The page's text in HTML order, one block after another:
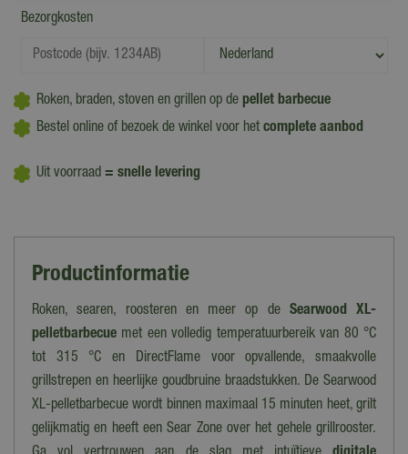
Bezorgkosten
Roken, braden, stoven en grillen op de pellet barbecue
Bestel online of bezoek de winkel voor het complete aanbod
Uit voorraad = snelle levering
Productinformatie
Roken, searen, roosteren en meer op de Searwood XL-
pelletbarbecue met een volledig temperatuurbereik van 80 °C
tot 315 °C en DirectFlame voor opvallende, smaakvolle
grillstrepen en heerlijke goudbruine braadstukken. De Searwood
XL-pelletbarbecue wordt binnen maximaal 15 minuten heet, grilt
gelijkmatig en heeft een Sear Zone over het gehele grillrooster.